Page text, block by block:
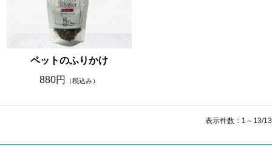
ペットのふりかけ
880円
（税込み）
表示件数：1～13/13